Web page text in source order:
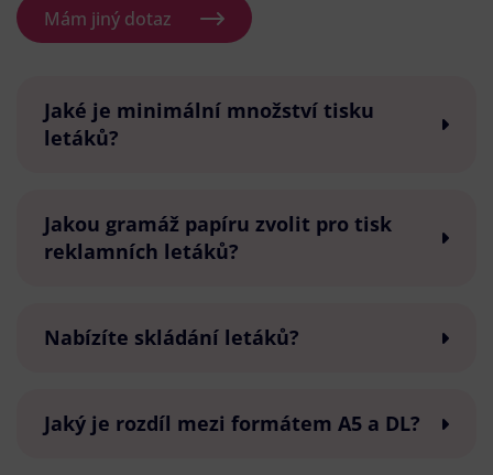
Mám jiný dotaz
Jaké je minimální množství tisku
letáků?
Jakou gramáž papíru zvolit pro tisk
reklamních letáků?
Nabízíte skládání letáků?
Jaký je rozdíl mezi formátem A5 a DL?